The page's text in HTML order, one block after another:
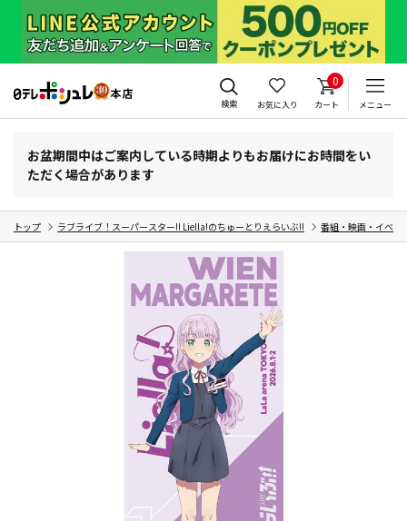
検索 お気に入り
0
カート メニュー
お盆期間中はご案内している時期よりもお届けにお時間をい
ただく場合があります
トップ ラブライブ！スーパースター!! Liella!のちゅーとりえらいぶ!! 番組・映画・イベン